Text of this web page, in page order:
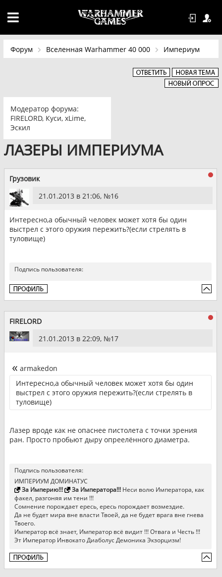
Форум Вселенная Warhammer 40 000 Империум
Модератор форума:
FIRELORD, Куси, xLime,
Эскил
ЛАЗЕРЫ ИМПЕРИУМА
Грузовик
21.01.2013 в 21:06, №16
Интересно,а обычный человек может хотя бы один
выстрел с этого оружия пережить?(если стрелять в
туловище)
Подпись пользователя:
FIRELORD
21.01.2013 в 22:09, №17
armakedon
Интересно,а обычный человек может хотя бы один
выстрел с этого оружия пережить?(если стрелять в
туловище)
Лазер вроде как не опаснее пистолета с точки зрения
ран. Просто пробьют дыру опреелённого диаметра.
Подпись пользователя:
ИМПЕРИУМ ДОМИНАТУС
За Империю!!!
За Императора!!!Неси волю Императора, как
факел, разгоняя им тени !!!
Сомнение порождает ересь, ересь порождает возмездие.
Да не будет мира вне власти Твоей, да не будет врага вне гнева
Твоего.
Император всё знает, Император всё видит !!! Отвага и Честь !!!
Эт Император Инвокато Диаболус Демоника Экзорцизм!